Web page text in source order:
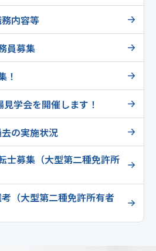
内容等
員募集
！
学会を開催します！
の実施状況
士募集（大型第二種免許所
（大型第二種免許所有者